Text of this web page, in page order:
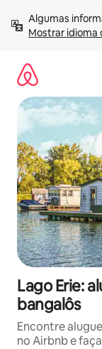
para
Mostrar idioma
Lago Erie:
bangalôs
Encontre
no Airbnb e